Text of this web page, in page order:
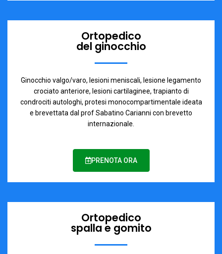
Ortopedico
del ginocchio
Ginocchio valgo/varo, lesioni meniscali, lesione legamento
crociato anteriore, lesioni cartilaginee, trapianto di
condrociti autologhi, protesi monocompartimentale ideata
e brevettata dal prof Sabatino Carianni con brevetto
internazionale.
PRENOTA ORA
Ortopedico
spalla e gomito